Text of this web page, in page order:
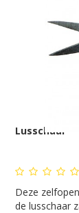
Lusschaar
Deze
de lusschaar